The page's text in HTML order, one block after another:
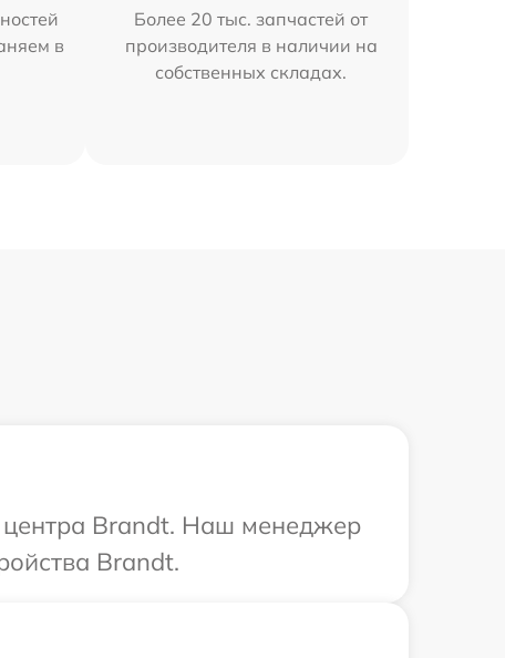
в
Более 20 тыс. запчастей от
производителя в наличии на
собственных складах.
центра Brandt. Наш менеджер
Brandt.